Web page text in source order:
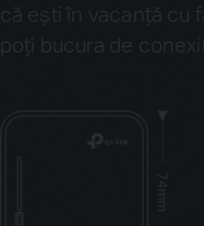
că ești în vacanță cu
poți bucura de